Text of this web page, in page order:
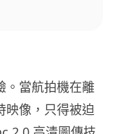
。當航拍機在離
映像，只得被迫